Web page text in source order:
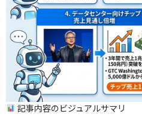
記事内容のビジュアルサマリ